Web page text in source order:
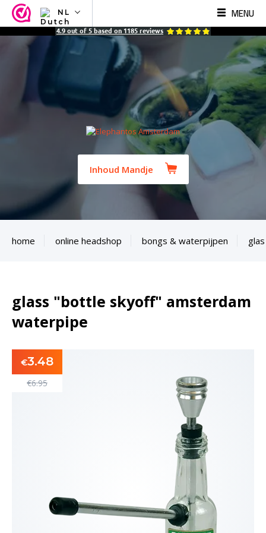
NL
NL
ES
MENU
4.9 out of 5 based on 1185 reviews
Inhoud Mandje
home online headshop bongs & waterpijpen glas
glass "bottle skyoff" amsterdam
waterpipe
€3.48
€6.95